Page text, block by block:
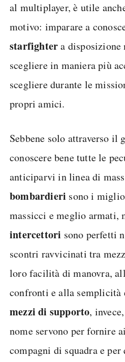
al multiplayer, è utile
motivo: imparare a
starfightera disposizione
scegliere in maniera più
scegliere durante le
propri amici.
Sebbene solo attraverso il
conoscere bene tutte le
anticiparvi in linea di
bombardieri sono i
massicci e meglio armati,
intercettori sono perfetti
scontri ravvicinati tra
loro facilità di manovra,
confronti e alla
mezzi di supporto,
nome servono per fornire
compagni di squadra e